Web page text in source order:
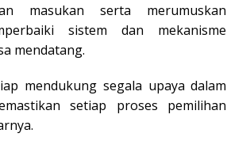
masukan serta merumuskan
sistem dan mekanisme
mendatang.
mendukung segala upaya dalam
setiap proses pemilihan